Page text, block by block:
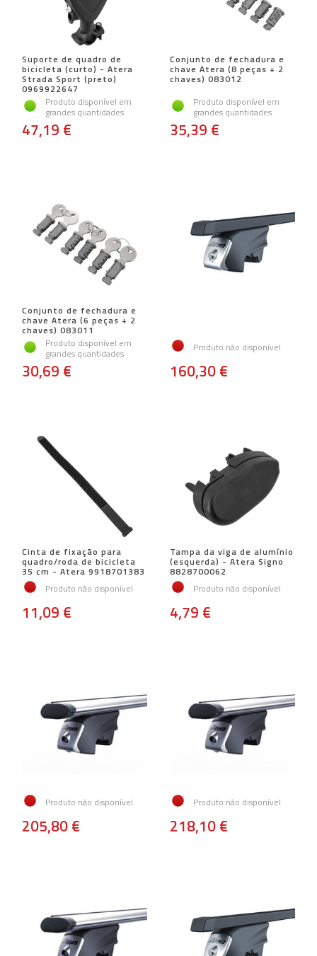
Suporte de quadro de
bicicleta (curto) - Atera
Strada Sport (preto)
0969922647
Produto disponível em
grandes quantidades
47,19 €
Conjunto de fechadura e
chave Atera (8 peças + 2
chaves) 083012
Produto disponível em
grandes quantidades
35,39 €
Conjunto de fechadura e
chave Atera (6 peças + 2
chaves) 083011
Produto disponível em
grandes quantidades
30,69 €
Produto não disponível
160,30 €
Cinta de fixação para
quadro/roda de bicicleta
35 cm - Atera 9918701383
Produto não disponível
11,09 €
Tampa da viga de alumínio
(esquerda) - Atera Signo
8828700062
Produto não disponível
4,79 €
Produto não disponível
205,80 €
Produto não disponível
218,10 €